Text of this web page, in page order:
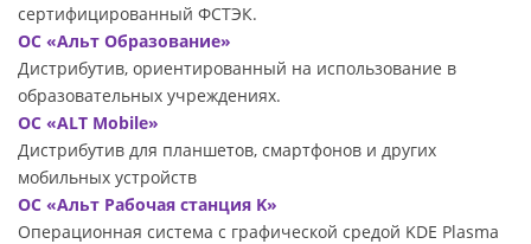
сертифицированный ФСТЭК.
ОС «Альт Образование»
Дистрибутив, ориентированный на использование в
образовательных учреждениях.
ОС «ALT Mobile»
Дистрибутив для планшетов, смартфонов и других
мобильных устройств
ОС «Альт Рабочая станция K»
Операционная система с графической средой KDE Plasma